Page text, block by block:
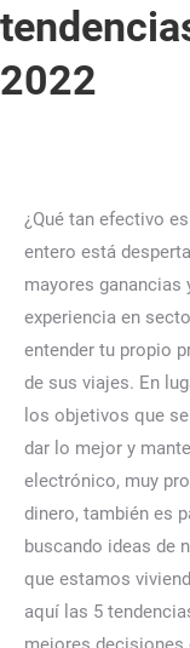
2022
¿Qué tan efectivo es tu modelo de ventas?Actualmente el 50% de empresas cree que su modelo de ventas es funcional, y el otro 50% cree que no. Suministros de oficina en casa: El mundo entero está despertando a la realidad de trabajar desde casa. Obtenga más información sobre Yelo y sus funciones durante la prueba gratuita de 14 días de Yelo. Le permite obtener mayores ganancias y lograr números más grandes. 16. Debemos enfocar 52% menos de nuestras estrategias de ventas al mercado tradicional. Elite Partners de HubSpot, tenemos gran experiencia en sectores de crecimiento. El 23% de los vendedores hacen uso de la tecnología de ventas una vez al día, planean invertir más en herramientas inteligentes para ventas. No entender tu propio producto y servicio. Es fácil ver cómo sucedió esto. Hacer que algunos de los productos estén disponibles puede marcar una diferencia real en la comodidad y seguridad de sus viajes. En lugar de cambiar todo el proceso, lo mejor es enfocarnos en las áreas que necesitan arreglo. 1. Con esto no